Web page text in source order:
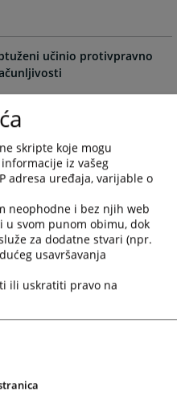
učinio protivpravno
oslobađa od
koje isključuju krivičnu
o priznanju
skripte koje mogu
iz vašeg
adresa uređaja, varijable o
neophodne i bez njih web
svom punom obimu, dok
za dodatne stvari (npr.
usavršavanja
ili uskratiti pravo na